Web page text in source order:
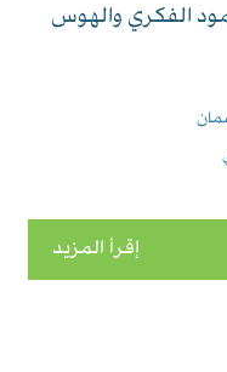
الفكري والهوس
إقرأ المزيد